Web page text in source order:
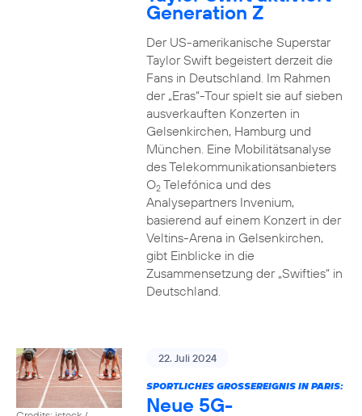
Generation Z
Der US-amerikanische Superstar
Taylor Swift begeistert derzeit die
Fans in Deutschland. Im Rahmen
der „Eras“-Tour spielt sie auf sieben
ausverkauften Konzerten in
Gelsenkirchen, Hamburg und
München. Eine Mobilitätsanalyse
des Telekommunikationsanbieters
O2Telefónica und des
Analysepartners Invenium,
basierend auf einem Konzert in der
Veltins-Arena in Gelsenkirchen,
gibt Einblicke in die
Zusammensetzung der „Swifties“ in
Deutschland.
22. Juli 2024
SPORTLICHES GROSSEREIGNIS IN PARIS:
Neue 5G-